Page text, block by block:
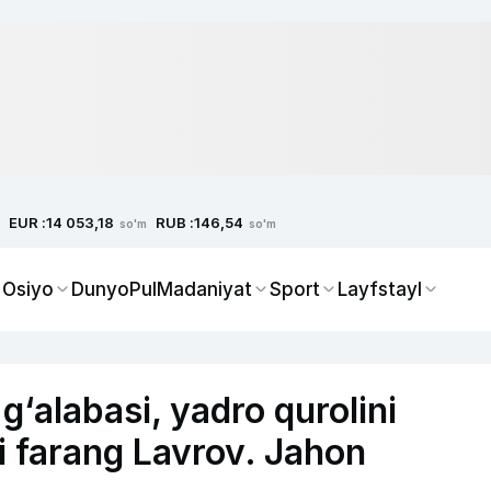
EUR :14 053,18 so'm RUB :146,54 so'm
DunyoPulMadaniyat Sport Layfstayl
yadro qurolini
farang Lavrov. Jahon